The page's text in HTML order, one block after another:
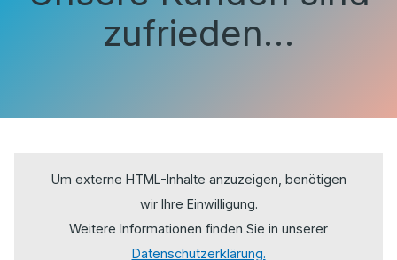
zufrieden…
Um externe HTML-Inhalte anzuzeigen, benötigen
wir Ihre Einwilligung.
Weitere Informationen finden Sie in unserer
Datenschutzerklärung.